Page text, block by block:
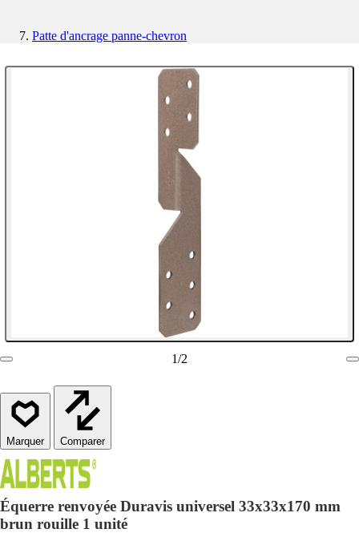
Patte d'ancrage panne-chevron
1/2
Comparer
Équerre renvoyée Duravis universel 33x33x170 mm
brun rouille 1 unité